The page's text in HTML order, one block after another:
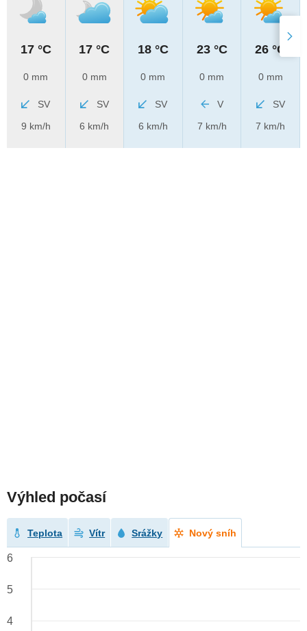
17 °C
0 mm
SV
9 km/h
17 °C
0 mm
SV
6 km/h
18 °C
0 mm
SV
6 km/h
23 °C
0 mm
V
7 km/h
26 °C
0 mm
SV
7 km/h
Výhled počasí
Teplota Vítr Srážky Nový sníh
6
5
4